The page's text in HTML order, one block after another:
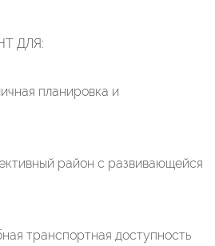
ДЛЯ:
планировка и
район с развивающейся
транспортная доступность